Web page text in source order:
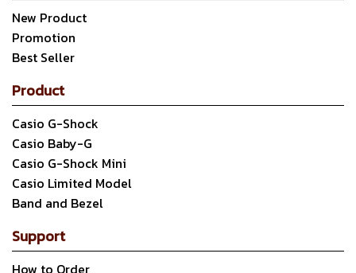
New Product
Promotion
Best Seller
Product
Casio G-Shock
Casio Baby-G
Casio G-Shock Mini
Casio Limited Model
Band and Bezel
Support
How to Order